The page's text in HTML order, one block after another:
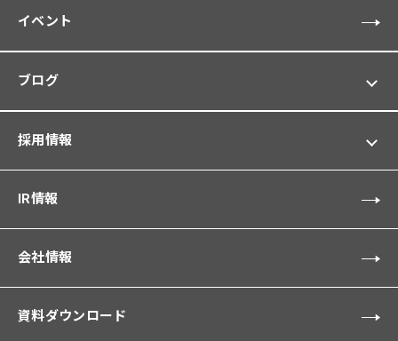
イベント
ブログ
採用情報
IR情報
会社情報
資料ダウンロード